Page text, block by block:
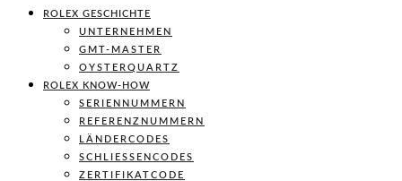
ROLEX GESCHICHTE
UNTERNEHMEN
GMT-MASTER
OYSTERQUARTZ
ROLEX KNOW-HOW
SERIENNUMMERN
REFERENZNUMMERN
LÄNDERCODES
SCHLIESSENCODES
ZERTIFIKATCODE